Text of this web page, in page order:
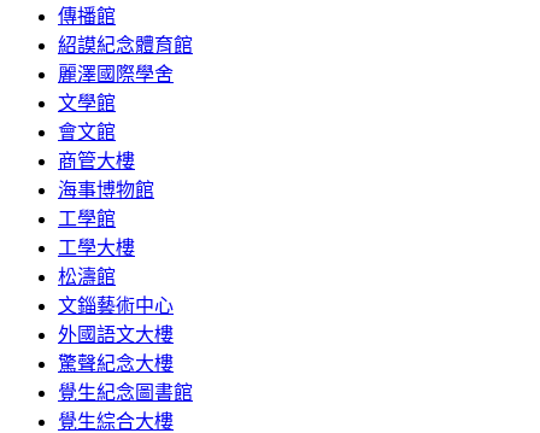
傳播館
紹謨紀念體育館
麗澤國際學舍
文學館
會文館
商管大樓
海事博物館
工學館
工學大樓
松濤館
文錙藝術中心
外國語文大樓
驚聲紀念大樓
覺生紀念圖書館
覺生綜合大樓